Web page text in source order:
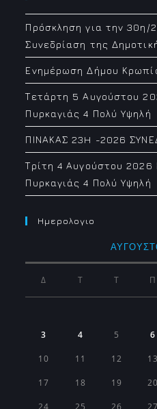
Πρόσκληση για την 30η/
Συνεδρίαση της
Ενημέρωση Δήμου
Τετάρτη 5 Αυγούστου
Πυρκαγιάς 4 Πολύ Υψηλή
ΠΙΝΑΚΑΣ 23H -2026
Τρίτη 4 Αυγούστου 2026
Πυρκαγιάς 4 Πολύ Υψηλή
Ημερολογιο
Δ Τ Τ Π
3 4 5 6
10 11 12 13
17 18 19 20
24 25 26 27